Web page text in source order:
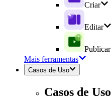
Criar
Editar
Publicar
Mais ferramentas
Casos de Uso
Casos de Uso